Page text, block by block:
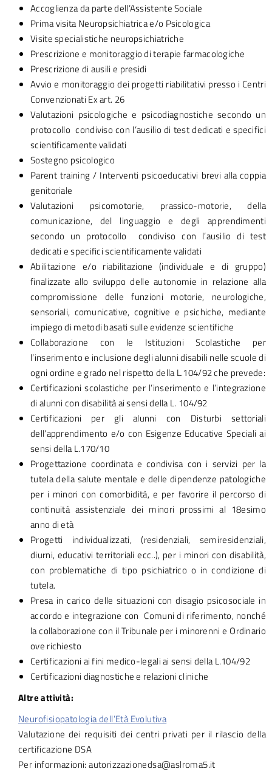
Accoglienza da parte dell’Assistente Sociale
Prima visita Neuropsichiatrica e/o Psicologica
Visite specialistiche neuropsichiatriche
Prescrizione e monitoraggio di terapie farmacologiche
Prescrizione di ausili e presidi
Avvio e monitoraggio dei progetti riabilitativi presso i Centri
Convenzionati Ex art. 26
Valutazioni psicologiche e psicodiagnostiche secondo un
protocollo condiviso con l’ausilio di test dedicati e specifici
scientificamente validati
Sostegno psicologico
Parent training / Interventi psicoeducativi brevi alla coppia
genitoriale
Valutazioni psicomotorie, prassico-motorie, della
comunicazione, del linguaggio e degli apprendimenti
secondo un protocollo condiviso con l’ausilio di test
dedicati e specifici scientificamente validati
Abilitazione e/o riabilitazione (individuale e di gruppo)
finalizzate allo sviluppo delle autonomie in relazione alla
compromissione delle funzioni motorie, neurologiche,
sensoriali, comunicative, cognitive e psichiche, mediante
impiego di metodi basati sulle evidenze scientifiche
Collaborazione con le Istituzioni Scolastiche per
l’inserimento e inclusione degli alunni disabili nelle scuole di
ogni ordine e grado nel rispetto della L.104/92 che prevede:
Certificazioni scolastiche per l’inserimento e l’integrazione
di alunni con disabilità ai sensi della L. 104/92
Certificazioni per gli alunni con Disturbi settoriali
dell’apprendimento e/o con Esigenze Educative Speciali ai
sensi della L.170/10
Progettazione coordinata e condivisa con i servizi per la
tutela della salute mentale e delle dipendenze patologiche
per i minori con comorbidità, e per favorire il percorso di
continuità assistenziale dei minori prossimi al 18esimo
anno di età
Progetti individualizzati, (residenziali, semiresidenziali,
diurni, educativi territoriali ecc..), per i minori con disabilità,
con problematiche di tipo psichiatrico o in condizione di
tutela.
Presa in carico delle situazioni con disagio psicosociale in
accordo e integrazione con Comuni di riferimento, nonché
la collaborazione con il Tribunale per i minorenni e Ordinario
ove richiesto
Certificazioni ai fini medico-legali ai sensi della L.104/92
Certificazioni diagnostiche e relazioni cliniche
Altre attività:
Neurofisiopatologia dell’Età Evolutiva
Valutazione dei requisiti dei centri privati per il rilascio della
certificazione DSA
Per informazioni: autorizzazionedsa@aslroma5.it